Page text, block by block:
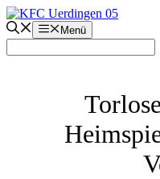
Zum
Inhalt
springen
Menü